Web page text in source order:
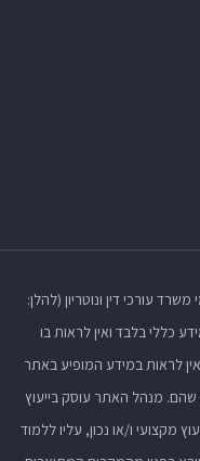
עורכי דין ונוטריון (להלן:
כללי בלבד ואין לראות בו
לראות במידע המופיע באתר
שהם. מנהל האתר עוסק בייעוץ
מקצועי ו/או נכון, עליו ללמוד